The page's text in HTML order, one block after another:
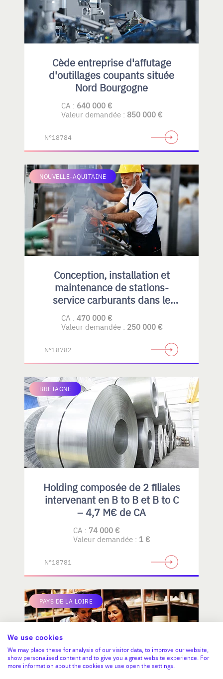
Cède entreprise d'affutage
d'outillages coupants située
Nord Bourgogne
CA : 640 000 €
Valeur demandée : 850 000 €
N°18784
NOUVELLE-AQUITAINE
Conception, installation et
maintenance de stations-
service carburants dans le
Privatif et collectivités
CA : 470 000 €
Valeur demandée : 250 000 €
N°18782
BRETAGNE
Holding composée de 2 filiales
intervenant en B to B et B to C
– 4,7 M€ de CA
CA : 74 000 €
Valeur demandée : 1 €
N°18781
PAYS DE LA LOIRE
We use cookies
We may place these for analysis of our visitor data, to improve our website,
show personalised content and to give you a great website experience. For
more information about the cookies we use open the settings.